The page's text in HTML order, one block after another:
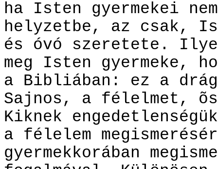
ha Isten gyermekei
helyzetbe, az csak,
és óvó szeretete.
meg Isten gyermeke,
a Bibliában: ez a
Sajnos, a félelmet,
Kiknek
a félelem
gyermekkorában